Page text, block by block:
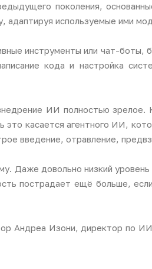
поколения,
используемые ими
инструменты или чат-боты,
кода и настройка
ИИ полностью
касается агентного ИИ,
введение, отравление,
Даже довольно низкий
пострадает ещё больше,
Андреа Изони, директор по